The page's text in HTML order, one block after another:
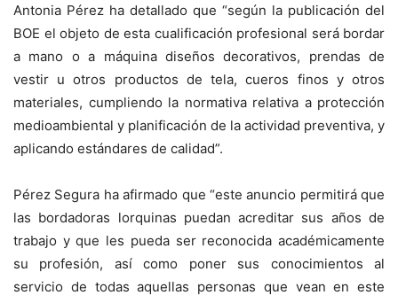
Antonia Pérez ha detallado que “según la publicación del
BOE el objeto de esta cualificación profesional será bordar
a mano o a máquina diseños decorativos, prendas de
vestir u otros productos de tela, cueros finos y otros
materiales, cumpliendo la normativa relativa a protección
medioambiental y planificación de la actividad preventiva, y
aplicando estándares de calidad”.
Pérez Segura ha afirmado que “este anuncio permitirá que
las bordadoras lorquinas puedan acreditar sus años de
trabajo y que les pueda ser reconocida académicamente
su profesión, así como poner sus conocimientos al
servicio de todas aquellas personas que vean en este